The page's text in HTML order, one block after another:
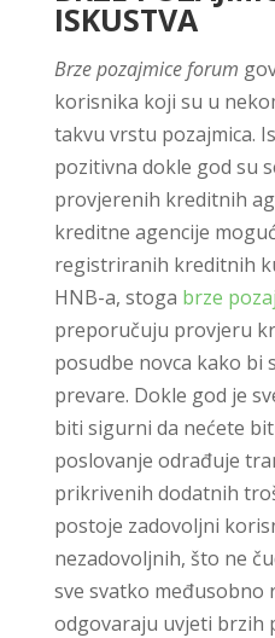
ISKUSTVA
Brze pozajmice forum
korisnika koji su u
takvu vrstu pozajmica.
pozitivna dokle god su
provjerenih kreditnih
kreditne agencije
registriranih kreditnih
HNB-a, stoga brze
preporučuju provjeru
posudbe novca kako bi
prevare. Dokle god je
biti sigurni da nećete
poslovanje odrađuje
prikrivenih dodatnih
postoje zadovoljni
nezadovoljnih, što ne
sve svatko međusobno
odgovaraju uvjeti brzih